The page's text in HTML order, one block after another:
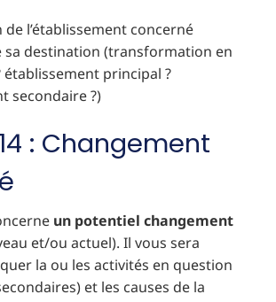
l’établissement concerné
sa destination (transformation en
établissement principal ?
secondaire ?)
: Changement
un potentiel changement
et/ou actuel). Il vous sera
la ou les activités en question
et les causes de la